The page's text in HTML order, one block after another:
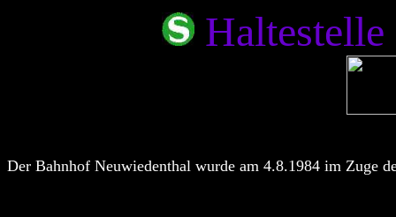
Der Bahnhof Neuwiedenthal wurde am 4.8.1984 im Zuge